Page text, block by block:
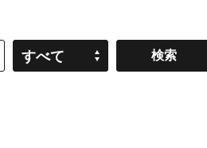
すべて